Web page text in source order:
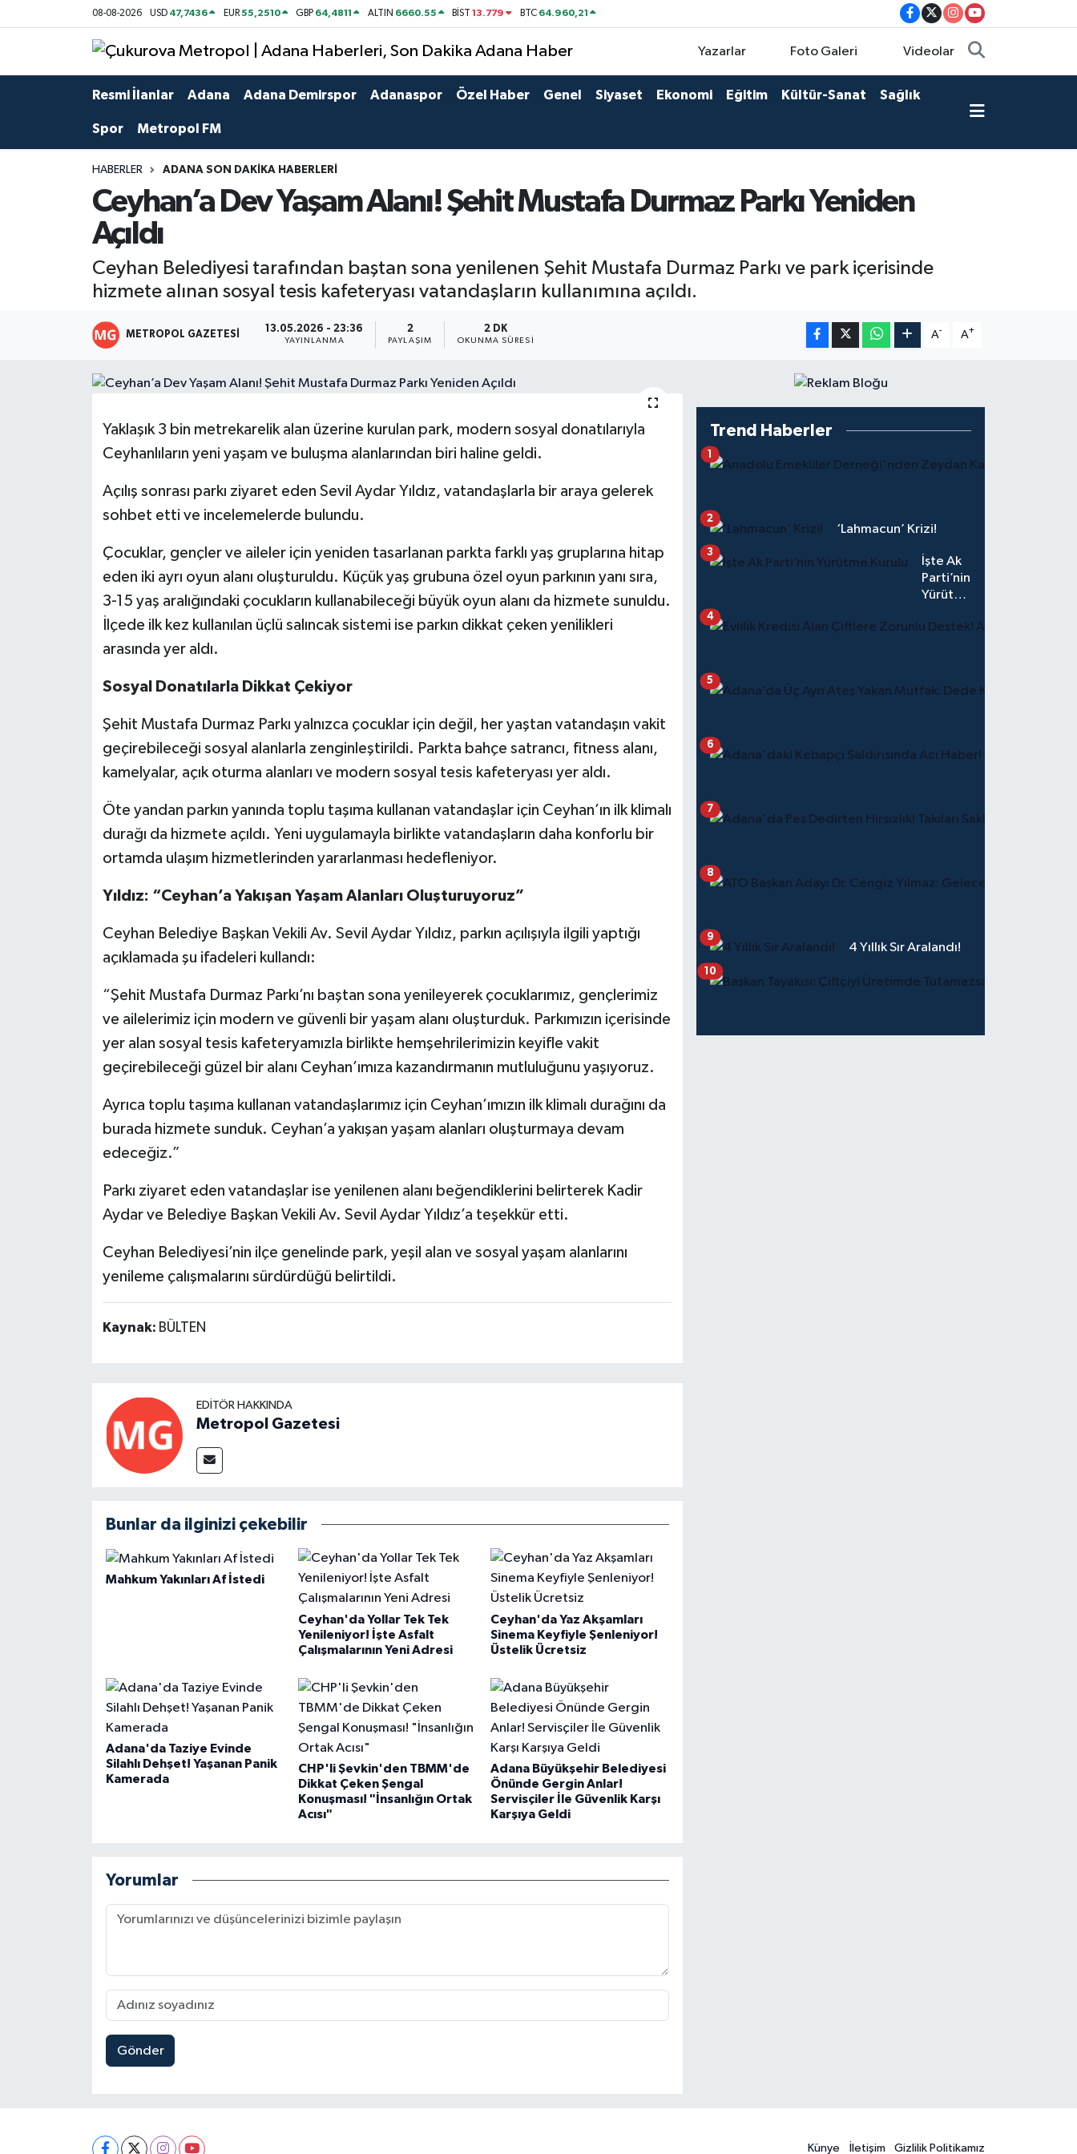
08-08-2026 USD 47,7436 EUR55,2510 GBP 64,4811 ALTIN 6660.55 BİST13.779 BTC 64.960,21
Yazarlar Foto Galeri Videolar
Resmi İlanlar Adana Adana Demirspor Adanaspor Özel Haber Genel Siyaset Ekonomi Eğitim Kültür-Sanat Sağlık
Spor Metropol FM
HABERLER ADANA SON DAKIKA HABERLERI
Ceyhan’a Dev Yaşam Alanı! Şehit Mustafa Durmaz Parkı Yeniden
Açıldı
Ceyhan Belediyesi tarafından baştan sona yenilenen Şehit Mustafa Durmaz Parkı ve park içerisinde
hizmete alınan sosyal tesis kafeteryası vatandaşların kullanımına açıldı.
METROPOL GAZETESI 13.05.2026 - 23:36
YAYINLANMA
2
PAYLAŞIM
2 DK
OKUNMA SÜRESI
A- A+
Yaklaşık 3 bin metrekarelik alan üzerine kurulan park, modern sosyal donatılarıyla
Ceyhanlıların yeni yaşam ve buluşma alanlarından biri haline geldi.
Açılış sonrası parkı ziyaret eden Sevil Aydar Yıldız, vatandaşlarla bir araya gelerek
sohbet etti ve incelemelerde bulundu.
Çocuklar, gençler ve aileler için yeniden tasarlanan parkta farklı yaş gruplarına hitap
eden iki ayrı oyun alanı oluşturuldu. Küçük yaş grubuna özel oyun parkının yanı sıra,
3-15 yaş aralığındaki çocukların kullanabileceği büyük oyun alanı da hizmete sunuldu.
İlçede ilk kez kullanılan üçlü salıncak sistemi ise parkın dikkat çeken yenilikleri
arasında yer aldı.
Sosyal Donatılarla Dikkat Çekiyor
Şehit Mustafa Durmaz Parkı yalnızca çocuklar için değil, her yaştan vatandaşın vakit
geçirebileceği sosyal alanlarla zenginleştirildi. Parkta bahçe satrancı, fitness alanı,
kamelyalar, açık oturma alanları ve modern sosyal tesis kafeteryası yer aldı.
Öte yandan parkın yanında toplu taşıma kullanan vatandaşlar için Ceyhan’ın ilk klimalı
durağı da hizmete açıldı. Yeni uygulamayla birlikte vatandaşların daha konforlu bir
ortamda ulaşım hizmetlerinden yararlanması hedefleniyor.
Yıldız: “Ceyhan’a Yakışan Yaşam Alanları Oluşturuyoruz”
Ceyhan Belediye Başkan Vekili Av. Sevil Aydar Yıldız, parkın açılışıyla ilgili yaptığı
açıklamada şu ifadeleri kullandı:
“Şehit Mustafa Durmaz Parkı’nı baştan sona yenileyerek çocuklarımız, gençlerimiz
ve ailelerimiz için modern ve güvenli bir yaşam alanı oluşturduk. Parkımızın içerisinde
yer alan sosyal tesis kafeteryamızla birlikte hemşehrilerimizin keyifle vakit
geçirebileceği güzel bir alanı Ceyhan’ımıza kazandırmanın mutluluğunu yaşıyoruz.
Ayrıca toplu taşıma kullanan vatandaşlarımız için Ceyhan’ımızın ilk klimalı durağını da
burada hizmete sunduk. Ceyhan’a yakışan yaşam alanları oluşturmaya devam
edeceğiz.”
Parkı ziyaret eden vatandaşlar ise yenilenen alanı beğendiklerini belirterek Kadir
Aydar ve Belediye Başkan Vekili Av. Sevil Aydar Yıldız’a teşekkür etti.
Ceyhan Belediyesi’nin ilçe genelinde park, yeşil alan ve sosyal yaşam alanlarını
yenileme çalışmalarını sürdürdüğü belirtildi.
Kaynak: BÜLTEN
EDITÖR HAKKINDA
Metropol Gazetesi
Bunlar da ilginizi çekebilir
Mahkum Yakınları Af İstedi
Ceyhan'da Yollar Tek Tek
Yenileniyor! İşte Asfalt
Çalışmalarının Yeni Adresi
Ceyhan'da Yaz Akşamları
Sinema Keyfiyle Şenleniyor!
Üstelik Ücretsiz
Adana'da Taziye Evinde
Silahlı Dehşet! Yaşanan Panik
Kamerada
CHP'li Şevkin'den TBMM'de
Dikkat Çeken Şengal
Konuşması! "İnsanlığın Ortak
Acısı"
Adana Büyükşehir Belediyesi
Önünde Gergin Anlar!
Servisçiler İle Güvenlik Karşı
Karşıya Geldi
Yorumlar
Gönder
Trend Haberler
1
‘Lahmacun’ Krizi!
2
İşte Ak
Parti’nin
Yürütme
3
4
5
6
7
8
4 Yıllık Sır Aralandı!
9
10
Künye İletişim Gizlilik Politikamız
Ekonomi
Özel Haberler
Yerel Yönetim
Magazin
Resmi İlanlar
Foto Galeri
Seyhan Nöbetçi Eczaneler
Seyhan Hava Durumu
Tüm Manşetler
Son Dakika Haberleri